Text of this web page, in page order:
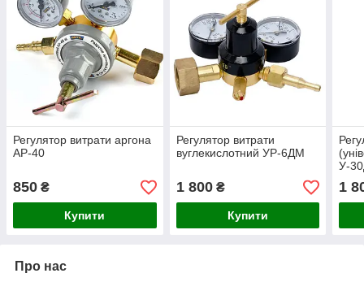
Регулятор витрати аргона
АР-40
850 ₴
Купити
Регулятор витрати
вуглекислотний УР-6ДМ
1 800₴
Купити
У-
1
Про нас